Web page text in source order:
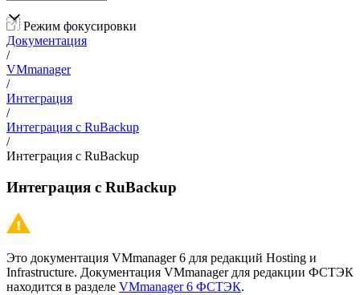
Режим фокусировки
Документация
/
VMmanager
/
Интеграция
/
Интеграция с RuBackup
/
Интеграция с RuBackup
Интеграция с RuBackup
Это документация VMmanager 6 для редакций Hosting и
Infrastructure. Документация VMmanager для редакции ФСТЭК
находится в разделе VMmanager 6 ФСТЭК.